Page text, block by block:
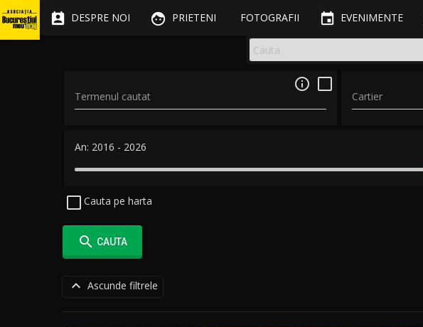
 DESPRE NOI  PRIETENI FOTOGRAFII  EVENIMENTE
Termenul cautat

Cartier
An: 2016 - 2026
Cauta pe harta
 CAUTA
 Ascunde filtrele